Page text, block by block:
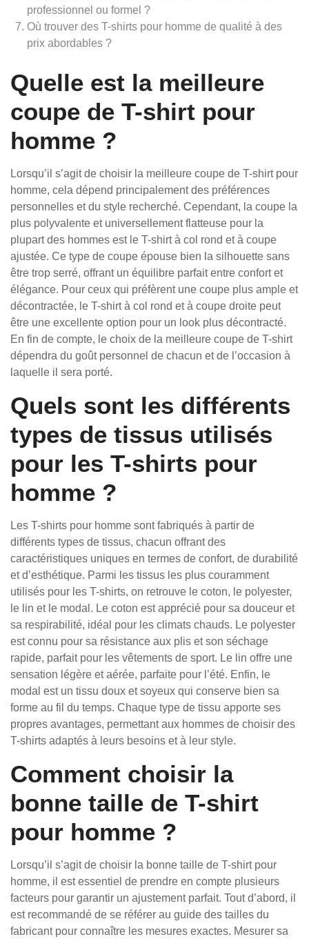
professionnel ou formel ?
Où trouver des T-shirts pour homme de qualité à des
prix abordables ?
Quelle est la meilleure
coupe de T-shirt pour
homme ?
Lorsqu’il s’agit de choisir la meilleure coupe de T-shirt pour
homme, cela dépend principalement des préférences
personnelles et du style recherché. Cependant, la coupe la
plus polyvalente et universellement flatteuse pour la
plupart des hommes est le T-shirt à col rond et à coupe
ajustée. Ce type de coupe épouse bien la silhouette sans
être trop serré, offrant un équilibre parfait entre confort et
élégance. Pour ceux qui préfèrent une coupe plus ample et
décontractée, le T-shirt à col rond et à coupe droite peut
être une excellente option pour un look plus décontracté.
En fin de compte, le choix de la meilleure coupe de T-shirt
dépendra du goût personnel de chacun et de l’occasion à
laquelle il sera porté.
Quels sont les différents
types de tissus utilisés
pour les T-shirts pour
homme ?
Les T-shirts pour homme sont fabriqués à partir de
différents types de tissus, chacun offrant des
caractéristiques uniques en termes de confort, de durabilité
et d’esthétique. Parmi les tissus les plus couramment
utilisés pour les T-shirts, on retrouve le coton, le polyester,
le lin et le modal. Le coton est apprécié pour sa douceur et
sa respirabilité, idéal pour les climats chauds. Le polyester
est connu pour sa résistance aux plis et son séchage
rapide, parfait pour les vêtements de sport. Le lin offre une
sensation légère et aérée, parfaite pour l’été. Enfin, le
modal est un tissu doux et soyeux qui conserve bien sa
forme au fil du temps. Chaque type de tissu apporte ses
propres avantages, permettant aux hommes de choisir des
T-shirts adaptés à leurs besoins et à leur style.
Comment choisir la
bonne taille de T-shirt
pour homme ?
Lorsqu’il s’agit de choisir la bonne taille de T-shirt pour
homme, il est essentiel de prendre en compte plusieurs
facteurs pour garantir un ajustement parfait. Tout d’abord, il
est recommandé de se référer au guide des tailles du
fabricant pour connaître les mesures exactes. Mesurer sa